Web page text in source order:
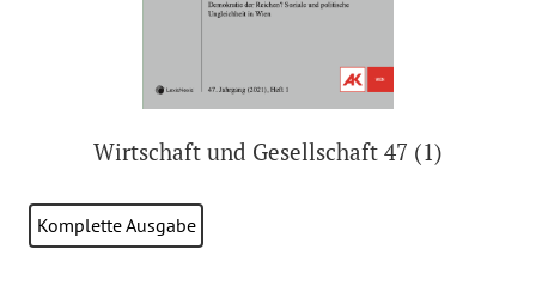
Wirtschaft und Gesellschaft 47 (1)
Komplette Ausgabe